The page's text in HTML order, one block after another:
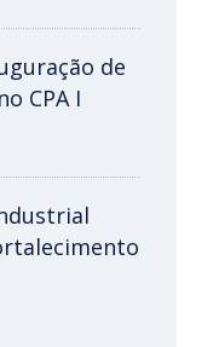
de
CPA I